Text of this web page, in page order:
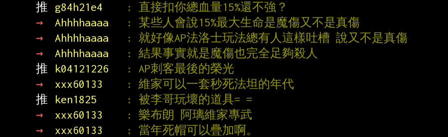
推
g84h21e4 : 直接扣你總血量15%還不強？
→
Ahhhhaaaa : 某些人會說15%最大生命是魔傷又不是真傷
→
Ahhhhaaaa : 就好像AP法洛士玩法總有人這樣吐槽 說又不是真傷
→
Ahhhhaaaa : 結果事實就是魔傷也完全足夠殺人
推
k04121226 : AP刺客最後的榮光
→
xxx60133 : 維家可以一套秒死法坦的年代
推
ken1825 : 被李哥玩壞的道具= =
→
xxx60133 : 樂布朗 阿璃維家專武
→
xxx60133 : 當年死帽可以疊加啊。